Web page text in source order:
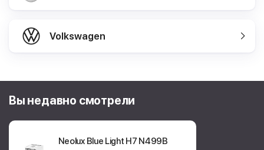
Volkswagen
Вы недавно смотрели
Neolux Blue Light H7 N499B